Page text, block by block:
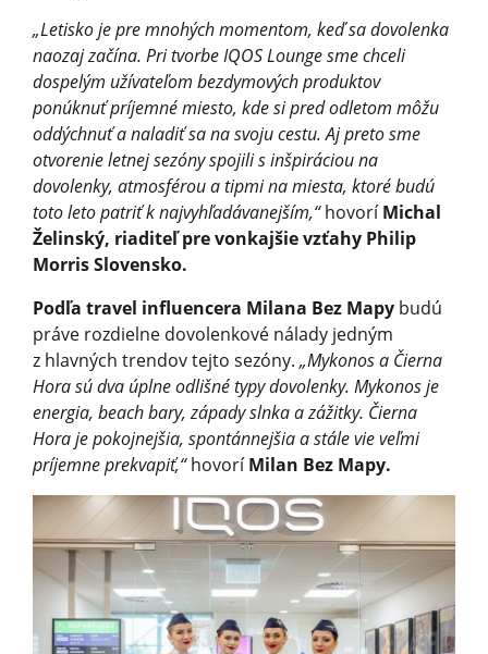
„Letisko je pre mnohých momentom, keď sa dovolenka
naozaj začína. Pri tvorbe IQOS Lounge sme chceli
dospelým užívateľom bezdymových produktov
ponúknuť príjemné miesto, kde si pred odletom môžu
oddýchnuť a naladiť sa na svoju cestu. Aj preto sme
otvorenie letnej sezóny spojili s inšpiráciou na
dovolenky, atmosférou a tipmi na miesta, ktoré budú
toto leto patriť k najvyhľadáva­nejším,“hovoríMichal
Želinský, riaditeľ pre vonkajšie vzťahy Philip
Morris Slovensko.
Podľa travel influencera Milana Bez Mapy budú
práve rozdielne dovolenkové nálady jedným
z hlavných trendov tejto sezóny. „Mykonos a Čierna
Hora sú dva úplne odlišné typy dovolenky. Mykonos je
energia, beach bary, západy slnka a zážitky. Čierna
Hora je pokojnejšia, spontánnejšia a stále vie veľmi
príjemne prekvapiť,“hovoríMilan Bez Mapy.